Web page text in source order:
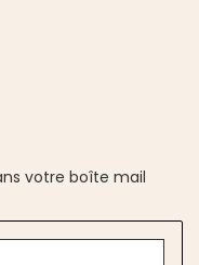
votre boîte mail